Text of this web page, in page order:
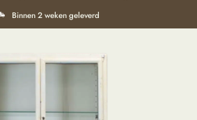
Binnen 2 weken geleverd